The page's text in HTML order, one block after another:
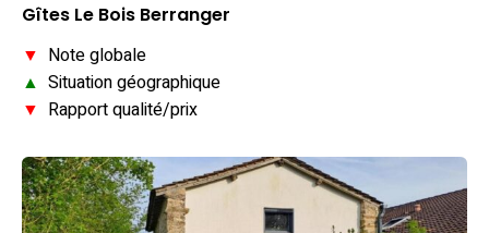
Gîtes Le Bois Berranger
▼ Note globale
▲ Situation géographique
▼ Rapport qualité/prix